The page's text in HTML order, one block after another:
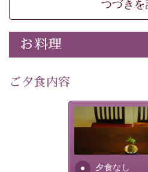
-----------【安心への取り組み
個室料亭、貸切風呂のご利用
滞在いただけるよう
30項目以上からなる独自の衛
徹底した衛生管理を行ってお
・朝食は個室料亭で個室食
・諏訪大社4社を巡る無料参拝
お料理
ご夕食内容
夕食なし
夕食なしご夕食
場合は、二食付
お選びくださいま